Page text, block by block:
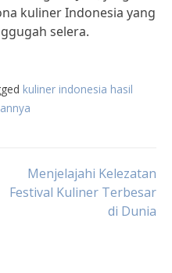
kuliner Indonesia yang
selera.
kuliner indonesia hasil
Menjelajahi Kelezatan
Festival Kuliner Terbesar
di Dunia